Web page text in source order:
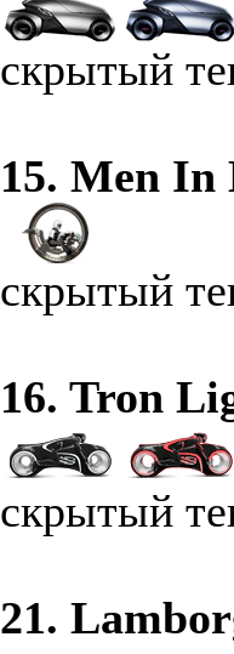
скрытый
15. Men In
скрытый
16. Tron
скрытый
21.